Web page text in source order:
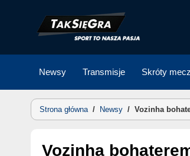
Newsy Transmisje Skróty
Strona główna/ Newsy / Vozinha
Vozinha bohaterem Republiki Zielonego Przylądka –